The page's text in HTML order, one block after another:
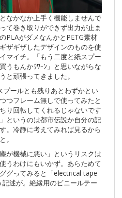
なかなか上手く機能しませんで
て巻き取りができず出力が止ま
PLAがダメなんかとPETG素材
ザギザしたデザインのものを使
マイチ。「もう二度と紙スプー
うもんかｳﾜｰﾝ」と思いながらな
と頑張ってきました。
プールとも残りあとわずかとい
つフレーム無しで使ってみたと
り回転してくれるじゃないです
というのは都市伝説か自分の記
。冷静に考えてみれば見るから
。
が機械に悪い」というリスクは
うわけにもいかず。あらためて
グってみると「electrical tape
述が。絶縁用のビニールテー